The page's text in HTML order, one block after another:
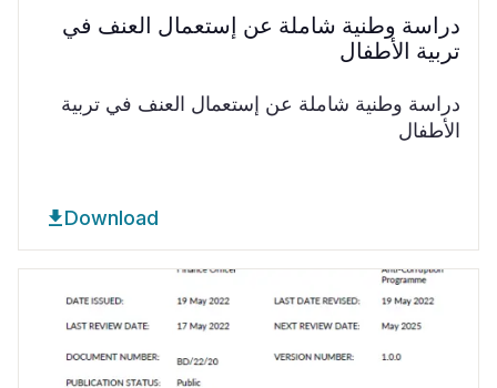
دراسة وطنية شاملة عن إستعمال العنف في
تربية الأطفال
دراسة وطنية شاملة عن إستعمال العنف في تربية
الأطفال
Download